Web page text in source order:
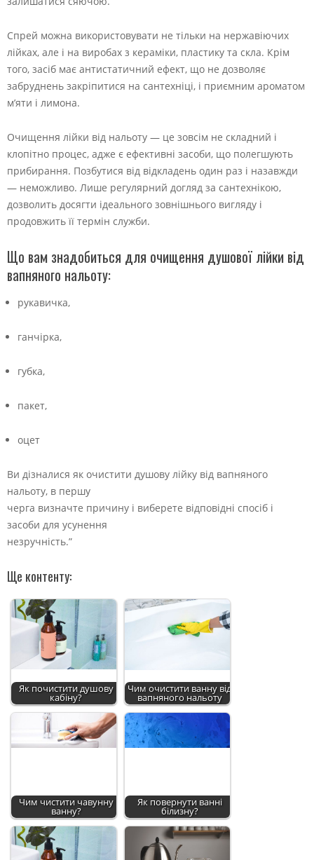
Спрей можна використовувати не тільки на нержавіючих
лійках, але і на виробах з кераміки, пластику та скла. Крім
того, засіб має антистатичний ефект, що не дозволяє
забруднень закріпитися на сантехніці, і приємним ароматом
м’яти і лимона.
Очищення лійки від нальоту — це зовсім не складний і
клопітно процес, адже є ефективні засоби, що полегшують
прибирання. Позбутися від відкладень один раз і назавжди
— неможливо. Лише регулярний догляд за сантехнікою,
дозволить досягти ідеального зовнішнього вигляду і
продовжить її термін служби.
Що вам знадобиться для очищення душової лійки від
вапняного нальоту:
рукавичка,
ганчірка,
губка,
пакет,
оцет
Ви дізналися як очистити душову лійку від вапняного
нальоту, в першу
черга визначте причину і виберете відповідні спосіб і
засоби для усунення
незручність.”
Ще контенту:
Як почистити душову
кабіну?
Чим очистити ванну від
вапняного нальоту
Чим чистити чавунну
ванну?
Як повернути ванні
білизну?